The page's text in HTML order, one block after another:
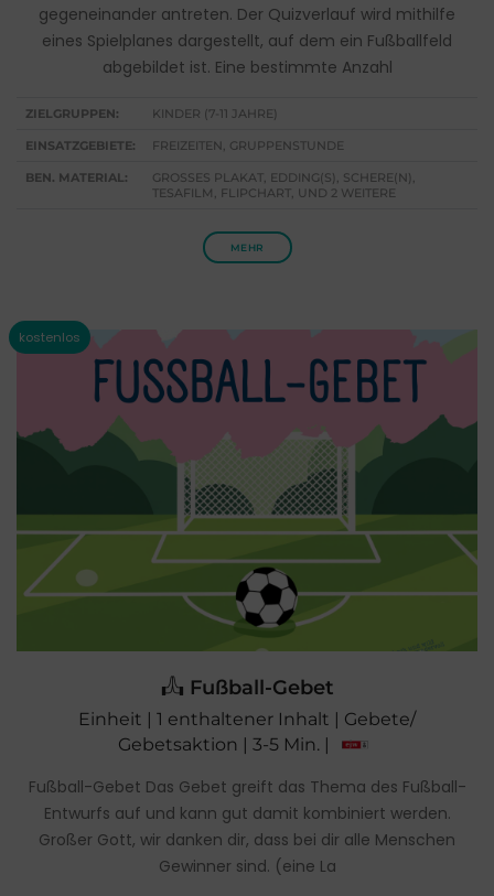
gegeneinander antreten. Der Quizverlauf wird mithilfe
eines Spielplanes dargestellt, auf dem ein Fußballfeld
abgebildet ist. Eine bestimmte Anzahl
ZIELGRUPPEN: KINDER (7-11 JAHRE)
EINSATZGEBIETE: FREIZEITEN, GRUPPENSTUNDE
BEN. MATERIAL:
GROSSES PLAKAT, EDDING(S), SCHERE(N), T
ESAFILM, FLIPCHART, UND 2 WEITERE
MEHR
Fußball-Gebet
Einheit | 1 enthaltener Inhalt | Gebete/
Gebetsaktion | 3-5 Min. |
Fußball-Gebet Das Gebet greift das Thema des Fußball-
Entwurfs auf und kann gut damit kombiniert werden.
Großer Gott, wir danken dir, dass bei dir alle Menschen
Gewinner sind. (eine La